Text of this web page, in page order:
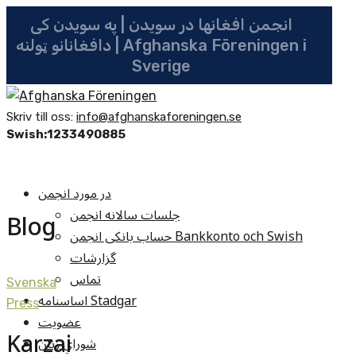
انجمن افغانها در سویدن | په سویدن کی
دافغانانو ټولنه | Afghanska Föreningen i
Sverige
Skriv till oss: info@afghanskaforeningen.se
Swish:1233490885
در مورد انجمن
جلسات سالانه انجمن
حساب بانکی انجمن Bankkonto och Swish
گزارشات
تماس
اساسنامه Stadgar
عضویت
شوراي زنان
Blog
Svenska
Press
Karzai